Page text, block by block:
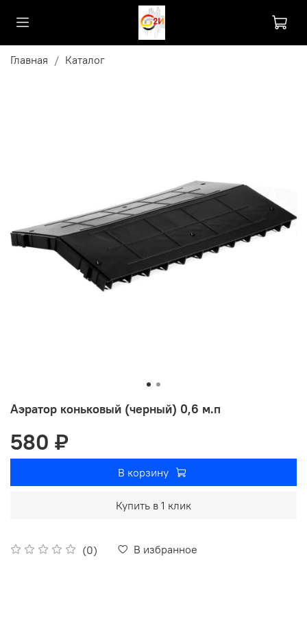
Главная Каталог
Аэратор коньковый (черный) 0,6 м.п
(0) В избранное
580 ₽
В корзину
Купить в 1 клик